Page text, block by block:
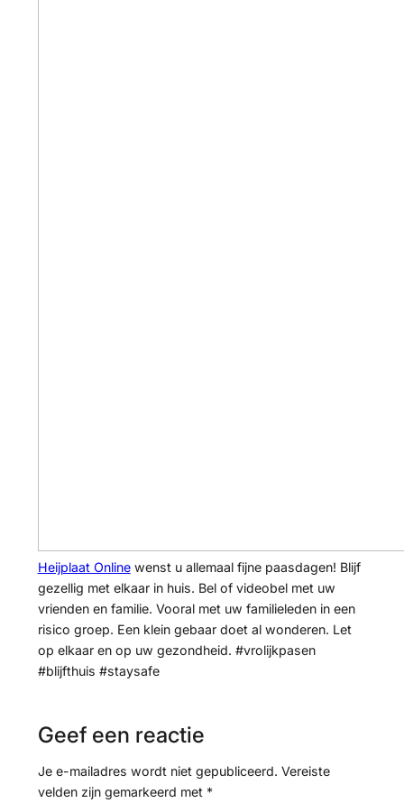
Heijplaat Onlinewenst u allemaal fijne paasdagen! Blijf
gezellig met elkaar in huis. Bel of videobel met uw
vrienden en familie. Vooral met uw familieleden in een
risico groep. Een klein gebaar doet al wonderen. Let
op elkaar en op uw gezondheid. #vrolijkpasen
#blijfthuis #staysafe
Geef een reactie
Je e-mailadres wordt niet gepubliceerd. Vereiste
velden zijn gemarkeerd met *